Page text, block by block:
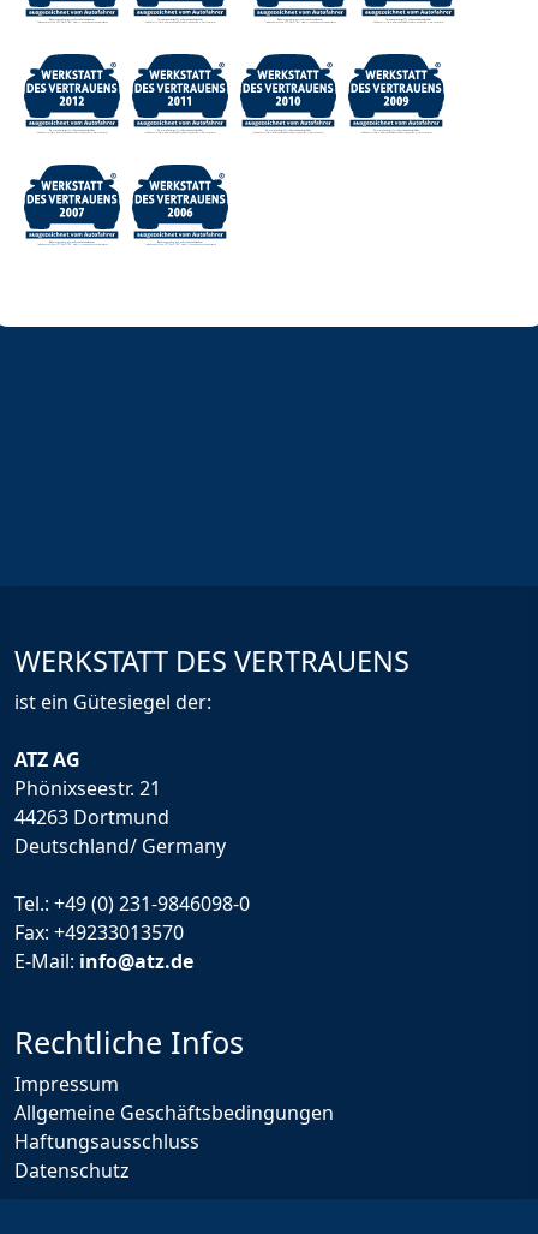
WERKSTATT DES VERTRAUENS
ist ein Gütesiegel der:
ATZ AG
Phönixseestr. 21
44263 Dortmund
Deutschland/ Germany
Tel.: +49 (0) 231-9846098-0
Fax: +49233013570
E-Mail: info@atz.de
Rechtliche Infos
Impressum
Allgemeine Geschäftsbedingungen
Haftungsausschluss
Datenschutz